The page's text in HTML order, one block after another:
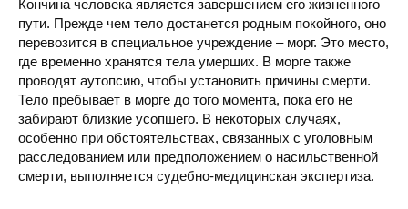
Кончина человека является завершением его жизненного
пути. Прежде чем тело достанется родным покойного, оно
перевозится в специальное учреждение – морг. Это место,
где временно хранятся тела умерших. В морге также
проводят аутопсию, чтобы установить причины смерти.
Тело пребывает в морге до того момента, пока его не
забирают близкие усопшего. В некоторых случаях,
особенно при обстоятельствах, связанных с уголовным
расследованием или предположением о насильственной
смерти, выполняется судебно-медицинская экспертиза.